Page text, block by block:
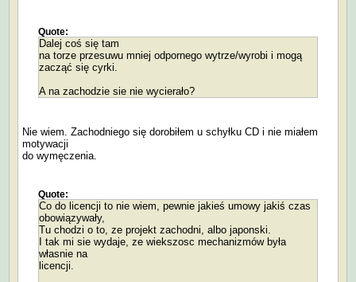
Quote:
Dalej coś się tam
na torze przesuwu mniej odpornego wytrze/wyrobi i mogą
zacząć się cyrki.
A na zachodzie sie nie wycierało?
Nie wiem. Zachodniego się dorobiłem u schyłku CD i nie miałem
motywacji
do wymęczenia.
Quote:
Co do licencji to nie wiem, pewnie jakieś umowy jakiś czas
obowiązywały,
Tu chodzi o to, ze projekt zachodni, albo japonski.
I tak mi sie wydaje, ze wiekszosc mechanizmów była
własnie na
licencji.